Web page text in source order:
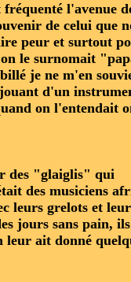
l'avenue
de celui que
peur et surtout
le surnomait
je ne m'en
d'un
on l'entendait
des "glaiglis" qui
des musiciens
leurs grelots et
jours sans pain,
leur ait donné